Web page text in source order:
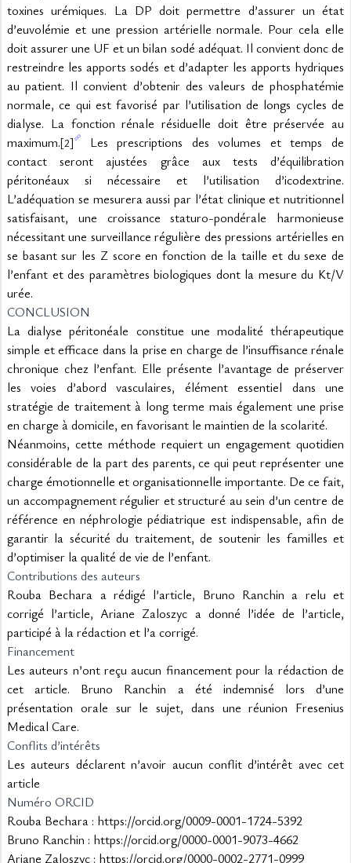
toxines urémiques. La DP doit permettre d’assurer un état
d’euvolémie et une pression artérielle normale. Pour cela elle
doit assurer une UF et un bilan sodé adéquat. Il convient donc de
restreindre les apports sodés et d’adapter les apports hydriques
au patient. Il convient d’obtenir des valeurs de phosphatémie
normale, ce qui est favorisé par l’utilisation de longs cycles de
dialyse. La fonction rénale résiduelle doit être préservée au
maximum.[2]
Les prescriptions des volumes et temps de
contact seront ajustées grâce aux tests d’équilibration
péritonéaux si nécessaire et l’utilisation d’icodextrine.
L’adéquation se mesurera aussi par l’état clinique et nutritionnel
satisfaisant, une croissance staturo-pondérale harmonieuse
nécessitant une surveillance régulière des pressions artérielles en
se basant sur les Z score en fonction de la taille et du sexe de
l’enfant et des paramètres biologiques dont la mesure du Kt/V
urée.
CONCLUSION
La dialyse péritonéale constitue une modalité thérapeutique
simple et efficace dans la prise en charge de l’insuffisance rénale
chronique chez l’enfant. Elle présente l’avantage de préserver
les voies d’abord vasculaires, élément essentiel dans une
stratégie de traitement à long terme mais également une prise
en charge à domicile, en favorisant le maintien de la scolarité.
Néanmoins, cette méthode requiert un engagement quotidien
considérable de la part des parents, ce qui peut représenter une
charge émotionnelle et organisationnelle importante. De ce fait,
un accompagnement régulier et structuré au sein d’un centre de
référence en néphrologie pédiatrique est indispensable, afin de
garantir la sécurité du traitement, de soutenir les familles et
d’optimiser la qualité de vie de l’enfant.
Contributions des auteurs
Rouba Bechara a rédigé l’article, Bruno Ranchin a relu et
corrigé l’article, Ariane Zaloszyc a donné l’idée de l’article,
participé à la rédaction et l’a corrigé.
Financement
Les auteurs n’ont reçu aucun financement pour la rédaction de
cet article. Bruno Ranchin a été indemnisé lors d’une
présentation orale sur le sujet, dans une réunion Fresenius
Medical Care.
Conflits d’intérêts
Les auteurs déclarent n’avoir aucun conflit d’intérêt avec cet
article
Numéro ORCID
Rouba Bechara : https://orcid.org/0009-0001-1724-5392
Bruno Ranchin : https://orcid.org/0000-0001-9073-4662
Ariane Zaloszyc : https://orcid.org/0000-0002-2771-0999